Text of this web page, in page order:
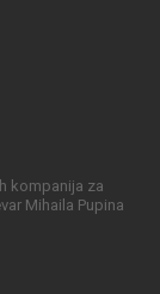
kompanija za
Mihaila Pupina